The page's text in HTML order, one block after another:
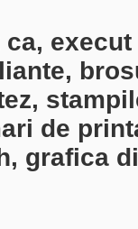
de
grafica